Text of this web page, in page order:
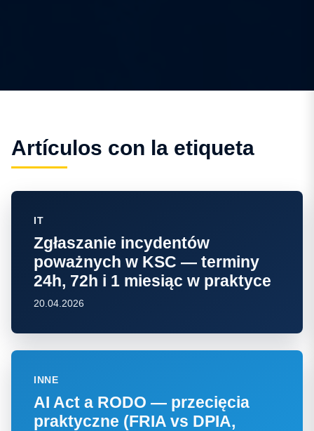
Artículos con la etiqueta
IT
Zgłaszanie incydentów
poważnych w KSC — terminy
24h, 72h i 1 miesiąc w praktyce
20.04.2026
INNE
AI Act a RODO — przecięcia
praktyczne (FRIA vs DPIA,